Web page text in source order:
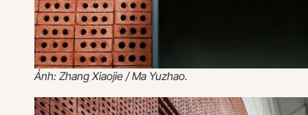
Ảnh: Zhang Xiaojie / Ma Yuzhao.